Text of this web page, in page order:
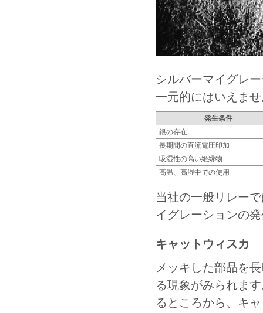
シルバーマイグレ
一元的にはいえま
発生条件
銀の存在
長期間の直流電圧印加
吸湿性の高い絶縁物
高温、高湿中での使用
当社の一般リレー
イグレーションの
キャットウィスカ
メッキした部品を
る現象がみられま
るところから、キ